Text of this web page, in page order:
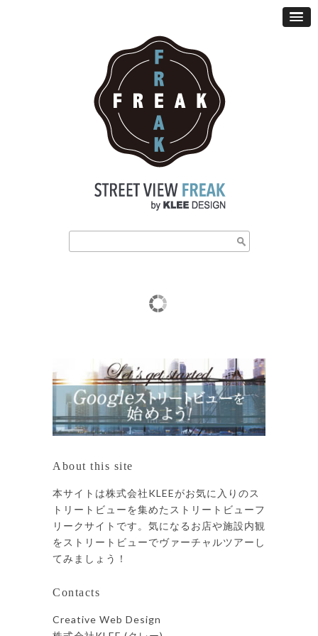
About this site
本サイトは株式会社KLEEがお気に入りのス
トリートビューを集めたストリートビューフ
リークサイトです。気になるお店や施設内観
をストリートビューでヴァーチャルツアーし
てみましょう！
Contacts
Creative Web Design